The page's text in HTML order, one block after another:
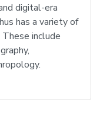
digital-era
has a variety of
include